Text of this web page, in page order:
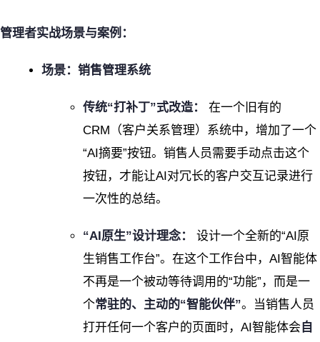
管理者实战场景与案例：
场景：销售管理系统
传统“打补丁”式改造：
在一个旧有的
CRM（客户关系管理）系统中，增加了一个
“AI摘要”按钮。销售人员需要手动点击这个
按钮，才能让AI对冗长的客户交互记录进行
一次性的总结。
“AI原生”设计理念：
设计一个全新的“AI原
生销售工作台”。在这个工作台中，AI智能体
不再是一个被动等待调用的“功能”，而是一
个常驻的、主动的“智能伙伴”。当销售人员
打开任何一个客户的页面时，AI智能体会 自